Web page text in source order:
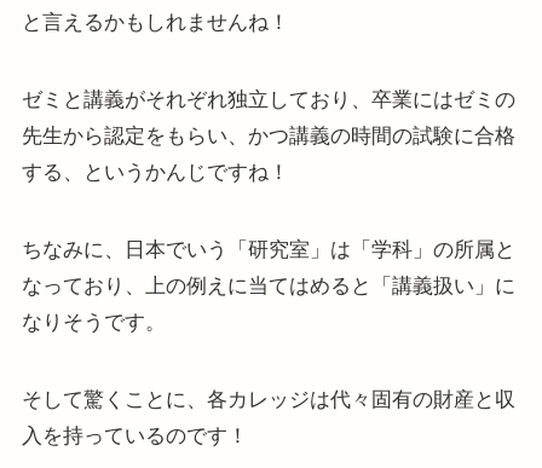
と言えるかもしれませんね！
ゼミと講義がそれぞれ独立しており、卒業にはゼミの
先生から認定をもらい、かつ講義の時間の試験に合格
する、というかんじですね！
ちなみに、日本でいう「研究室」は「学科」の所属と
なっており、上の例えに当てはめると「講義扱い」に
なりそうです。
そして驚くことに、各カレッジは代々固有の財産と収
入を持っているのです！